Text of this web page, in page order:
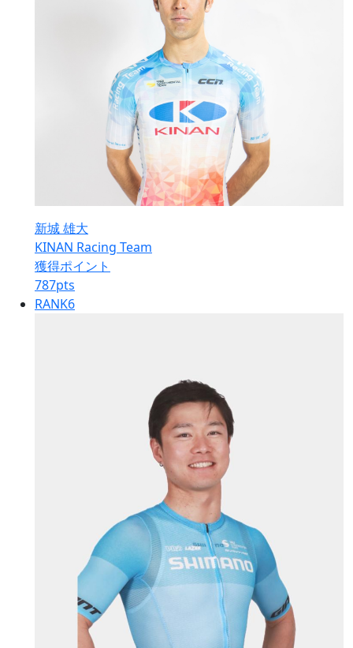
新城 雄大
KINAN Racing Team
獲得ポイント
787pts
RANK6